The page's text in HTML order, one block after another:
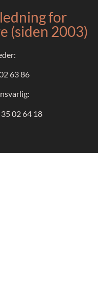
for
(siden 2003)
63 86
35 02 64 18